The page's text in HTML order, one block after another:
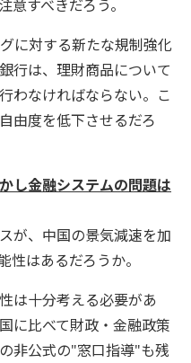
すべきだろう。
に対する新たな規制強化
行は、理財商品について
わなければならない。こ
由度を低下させるだろ
し金融システムの問題は
が、中国の景気減速を加
はあるだろうか。
は十分考える必要があ
に比べて財政・金融政策
非公式の"窓口指導"も残